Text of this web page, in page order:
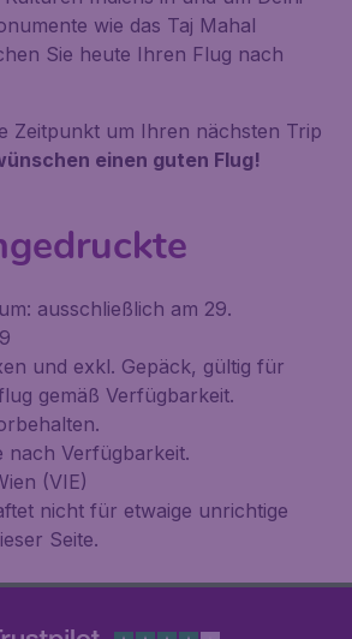
wie das Taj Mahal
Sie heute Ihren Flug nach
Zeitpunkt um Ihren nächsten Trip
einen guten Flug!
ausschließlich am 29.
und exkl. Gepäck, gültig für
gemäß Verfügbarkeit.
nach Verfügbarkeit.
(VIE)
nicht für etwaige unrichtige
Seite.